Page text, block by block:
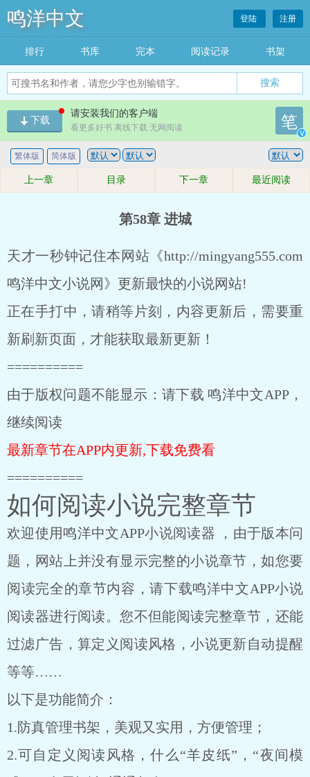
鸣洋中文
搜索
登陆 注册
排行 书库 完本 阅读记录 书架
下载
请安装我们的客户端
看更多好书 离线下载 无网阅读 笔
v
繁体版 简体版
第58章 进城
上一章 目录 下一章 最近阅读
天才一秒钟记住本网站《http://mingyang555.com
鸣洋中文小说网》更新最快的小说网站!
正在手打中，请稍等片刻，内容更新后，需要重
新刷新页面，才能获取最新更新！
==========
由于版权问题不能显示：请下载 鸣洋中文APP，
继续阅读
最新章节在APP内更新,下载免费看
==========
如何阅读小说完整章节
欢迎使用鸣洋中文APP小说阅读器 ，由于版本问
题，网站上并没有显示完整的小说章节，如您要
阅读完全的章节内容，请下载鸣洋中文APP小说
阅读器进行阅读。您不但能阅读完整章节，还能
过滤广告，算定义阅读风格，小说更新自动提醒
等等……
以下是功能简介：
1.防真管理书架，美观又实用，方便管理；
2.可自定义阅读风格，什么“羊皮纸”，“夜间模